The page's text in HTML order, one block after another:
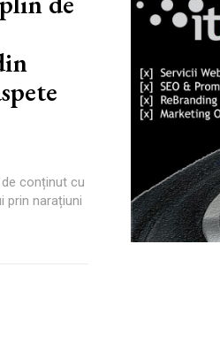
conținut cu
prin narațiuni